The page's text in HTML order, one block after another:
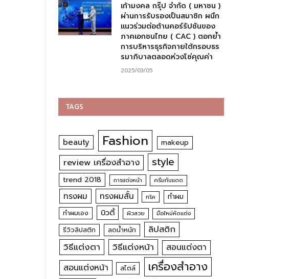
เก้ามงคล กรุ๊ป จำกัด ( มหาชน )
ผ่านการรับรองเป็นสมาชิก ผนึก
แนวร่วมต่อต้านคอร์รัปชันของ
ภาคเอกชนไทย ( CAC ) ตอกย้ำ
การบริหารธุรกิจภายใต้กรอบธร
รมาภิบาลตลอดห่วงโซ่คุณค่า
2025/03/05
TAGS
beauty Fashion makeup
review เครื่องสำอาง style
trend 2018 การแต่งหน้า ครีมกันแดด
ทรงผม ทรงผมสั้น ทริค ทำผม
ทำผมเอง บิวตี้ ผิวสวย มือใหม่หัดแต่ง
รีวิวลิปสติก ลดน้ำหนัก ลิปสติก
วิธีแต่งตา วิธีแต่งหน้า สอนแต่งตา
สอนแต่งหน้า สไตล์ เครื่องสำอาง